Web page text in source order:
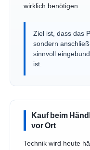
wirklich benötigen.
Ziel ist, dass das
sondern
sinnvoll
ist.
Kauf beim
vor Ort
Technik wird heute